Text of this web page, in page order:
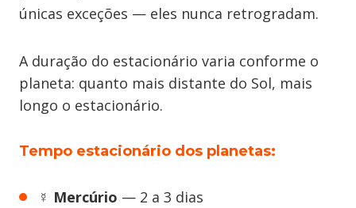
únicas exceções — eles nunca retrogradam.
A duração do estacionário varia conforme o
planeta: quanto mais distante do Sol, mais
longo o estacionário.
Tempo estacionário dos planetas:
☿️ Mercúrio — 2 a 3 dias